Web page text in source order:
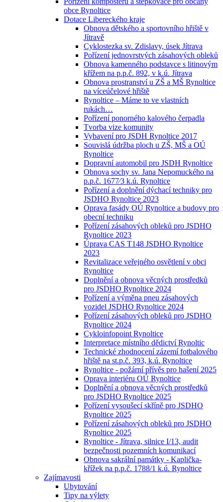
obce Rynoltice
Dotace Libereckého kraje
Obnova dětského a sportovního hřiště v
Jítravě
Cyklostezka sv. Zdislavy, úsek Jítrava
Pořízení jednovrstvých zásahových obleků
Obnova kamenného podstavce s litinovým
křížem na p.p.č. 892, v k.ú. Jítrava
Obnova prostranství u ZŠ a MŠ Rynoltice
na víceúčelové hřiště
Rynoltice – Máme to ve vlastních
rukách…
Pořízení ponorného kalového čerpadla
Tvorba vize komunity
Vybavení pro JSDH Rynoltice 2017
Souvislá údržba ploch u ZŠ, MŠ a OÚ
Rynoltice
Dopravní automobil pro JSDH Rynoltice
Obnova sochy sv. Jana Nepomuckého na
p.p.č. 1677⁄3 k.ú. Rynoltice
Pořízení a doplnění dýchací techniky pro
JSDHO Rynoltice 2023
Oprava fasády OÚ Rynoltice a budovy pro
obecní techniku
Pořízení zásahových obleků pro JSDHO
Rynoltice 2023
Úprava CAS T148 JSDHO Rynoltice
2023
Revitalizace veřejného osvětlení v obci
Rynoltice
Doplnění a obnova věcných prostředků
pro JSDHO Rynoltice 2024
Pořízení a výměna pneu zásahových
vozidel JSDHO Rynoltice 2024
Pořízení zásahových obleků pro JSDHO
Rynoltice 2024
Cykloinfopoint Rynoltice
Interpretace místního dědictví Rynoltic
Technické zhodnocení zázemí fotbalového
hřiště na st.p.č. 393, k.ú. Rynoltice
Rynoltice - požární přívěs pro hašení 2025
Oprava interiéru OÚ Rynoltice
Doplnění a obnova věcných prostředků
pro JSDHO Rynoltice 2025
Pořízení vysoušecí skříně pro JSDHO
Rynoltice 2025
Pořízení zásahových obleků pro JSDHO
Rynoltice 2025
Rynoltice - Jítrava, silnice I/13, audit
bezpečnosti pozemních komunikací
Obnova sakrální památky - Kaplička-
křížek na p.p.č. 1788/1 k.ú. Rynoltice
Zajímavosti
Ubytování
Tipy na výlety